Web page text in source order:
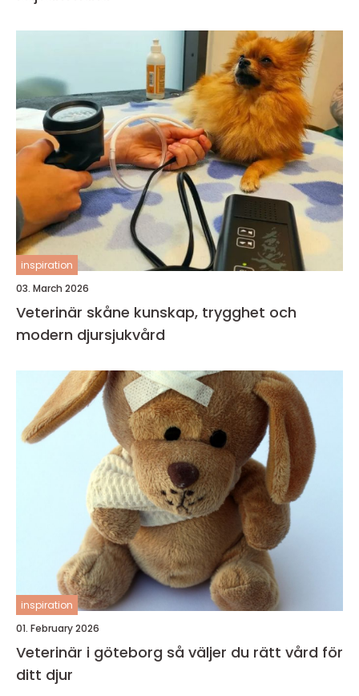
inspiration
03. March 2026
Veterinär skåne kunskap, trygghet och
modern djursjukvård
inspiration
01. February 2026
Veterinär i göteborg så väljer du rätt vård för
ditt djur